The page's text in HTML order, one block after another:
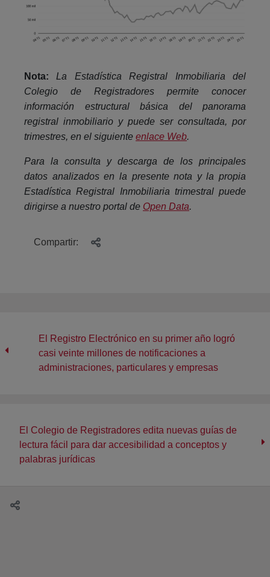
Nota:
La Estadística Registral Inmobiliaria del
Colegio de Registradores permite conocer
información estructural básica del panorama
registral inmobiliario y puede ser consultada, por
trimestres, en el siguiente enlace Web.
Para la consulta y descarga de los principales
datos analizados en la presente nota y la propia
Estadística Registral Inmobiliaria trimestral puede
dirigirse a nuestro portal de Open Data.
Compartir:
El Registro Electrónico en su primer año logró
casi veinte millones de notificaciones a
administraciones, particulares y empresas
El Colegio de Registradores edita nuevas guías de
lectura fácil para dar accesibilidad a conceptos y
palabras jurídicas